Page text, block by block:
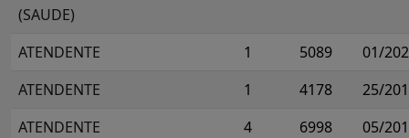
(SAUDE)
ATENDENTE 1 5089
01/
ATENDENTE
1 4178
25/
ATENDENTE
4 6998
05/